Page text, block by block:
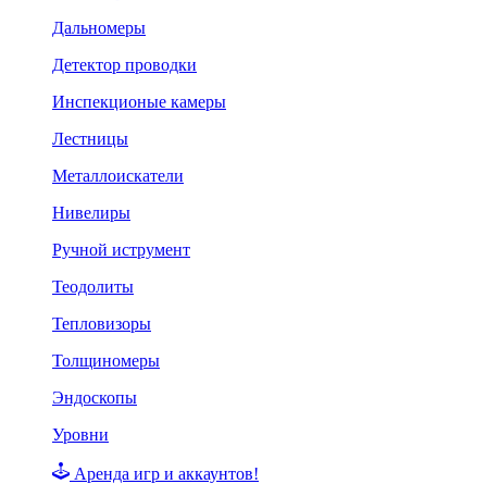
Дальномеры
Детектор проводки
Инспекционые камеры
Лестницы
Металлоискатели
Нивелиры
Ручной иструмент
Теодолиты
Тепловизоры
Толщиномеры
Эндоскопы
Уровни
Аренда игр и аккаунтов!